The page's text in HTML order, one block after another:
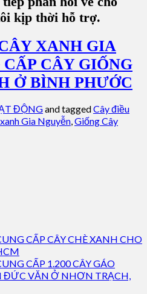
kịp thời hỗ trợ.
XANH GIA
CÂY GIỐNG
Ở BÌNH PHƯỚC
ĐỘNGand taggedCây điều
Gia Nguyễn,Giống Cây
CẤP CÂY CHÈ XANH CHO
CẤP 1.200 CÂY GÁO
VĂN Ở NHƠN TRẠCH,